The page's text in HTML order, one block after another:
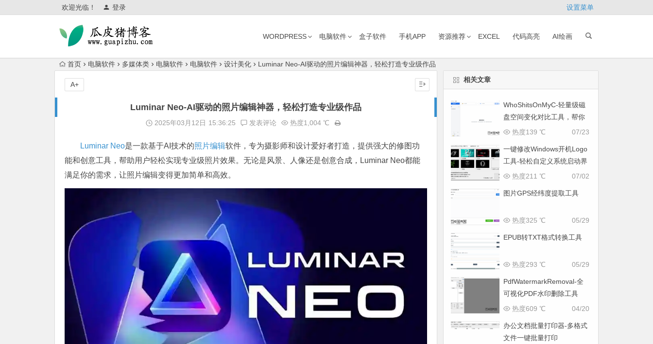
欢迎光临！ 登录 设置菜单
WORDPRESS 电脑软件 盒子软件 手机APP 资源推荐 EXCEL 代码高亮 AI绘画
首页 电脑软件 多媒体类 电脑软件 电脑软件 设计美化 Luminar Neo-AI驱动的照片编辑神器，轻松打造专业级作品
Luminar Neo-AI驱动的照片编辑神器，轻松打造专业级作品
2025年03月12日 15:36:25 发表评论 热度1,004 ℃
Luminar Neo是一款基于AI技术的照片编辑软件，专为摄影师和设计爱好者打造，提供强大的修图功
能和创意工具，帮助用户轻松实现专业级照片效果。无论是风景、人像还是创意合成，Luminar Neo都能
满足你的需求，让照片编辑变得更加简单和高效。
A+
相关文章
WhoShitsOnMyC-轻量级磁
盘空间变化对比工具，帮你
找出“吃掉”空间的罪魁祸首
07/23
热度139 ℃
一键修改Windows开机Logo
工具-轻松自定义系统启动界
面
07/02
热度211 ℃
图片GPS经纬度提取工具
05/29
热度325 ℃
EPUB转TXT格式转换工具
05/29
热度293 ℃
PdfWatermarkRemoval-全
可视化PDF水印删除工具
04/20
热度609 ℃
办公文档批量打印器-多格式
文件一键批量打印